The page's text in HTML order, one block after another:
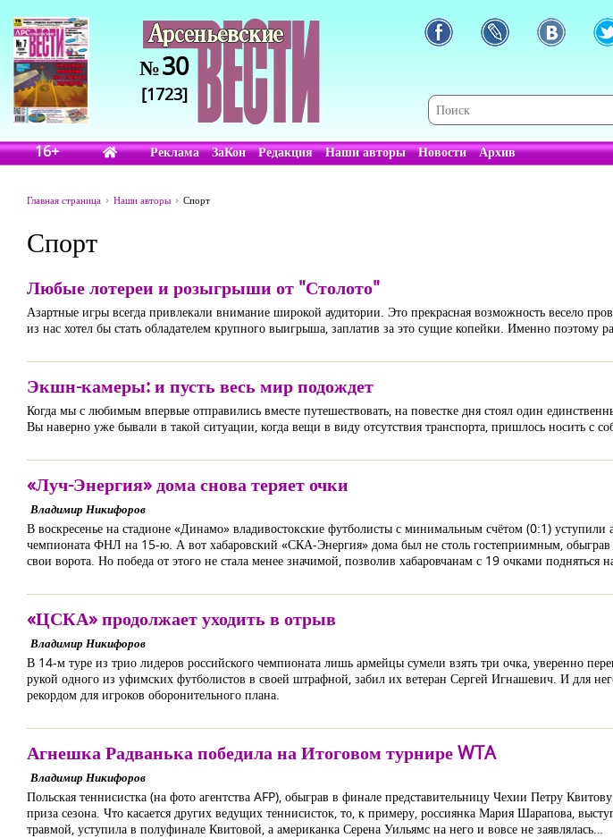
№30
[1723]
16+ Реклама ЗаКон Редакция Наши авторы Новости Архив
Главная страница Наши авторы Спорт
Спорт
Любые лотереи и розыгрыши от "Столото"
Азартные игры всегда привлекали внимание широкой аудитории. Это прекрасная возможность весело
из нас хотел бы стать обладателем крупного выигрыша, заплатив за это сущие копейки. Именно
Экшн-камеры: и пусть весь мир подождет
Когда мы с любимым впервые отправились вместе путешествовать, на повестке дня стоял один
Вы наверно уже бывали в такой ситуации, когда вещи в виду отсутствия транспорта, пришлось носить с
«Луч-Энергия» дома снова теряет очки
Владимир Никифоров
В воскресенье на стадионе «Динамо» владивостокские футболисты с минимальным счётом (0:1)
чемпионата ФНЛ на 15-ю. А вот хабаровский «СКА-Энергия» дома был не столь гостеприимным,
свои ворота. Но победа от этого не стала менее значимой, позволив хабаровчанам с 19 очками подняться
«ЦСКА» продолжает уходить в отрыв
Владимир Никифоров
В 14-м туре из трио лидеров российского чемпионата лишь армейцы сумели взять три очка, уверенно
рукой одного из уфимских футболистов в своей штрафной, забил их ветеран Сергей Игнашевич. И для
рекордом для игроков оборонительного плана.
Агнешка Радванька победила на Итоговом турнире WTA
Владимир Никифоров
Польская теннисистка (на фото агентства AFP), обыграв в финале представительницу Чехии Петру
приза сезона. Что касается других ведущих теннисисток, то, к примеру, россиянка Мария Шарапова,
травмой, уступила в полуфинале Квитовой, а американка Серена Уильямс на него и вовсе не заявлялась…